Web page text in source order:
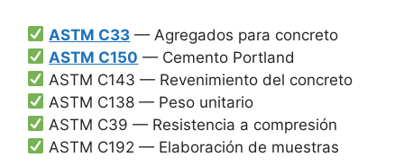
ASTM C33 — Agregados para concreto
ASTM C150 — Cemento Portland
ASTM C143 — Revenimiento del concreto
ASTM C138 — Peso unitario
ASTM C39 — Resistencia a compresión
ASTM C192 — Elaboración de muestras